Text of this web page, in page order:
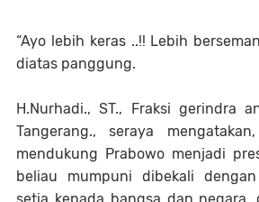
“Ayo lebih keras ..!! Lebih
diatas panggung.
H.Nurhadi., ST., Fraksi gerindra
Tangerang., seraya
mendukung Prabowo menjadi
beliau mumpuni dibekali
setia kepada bangsa dan negara,